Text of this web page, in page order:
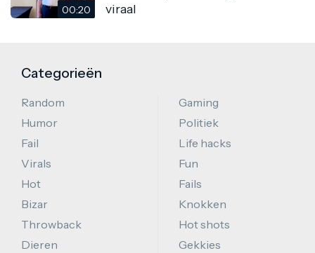
00:20
viraal
Categorieën
Random
Humor
Fail
Virals
Hot
Bizar
Throwback
Dieren
Gaming
Politiek
Life hacks
Fun
Fails
Knokken
Hot shots
Gekkies